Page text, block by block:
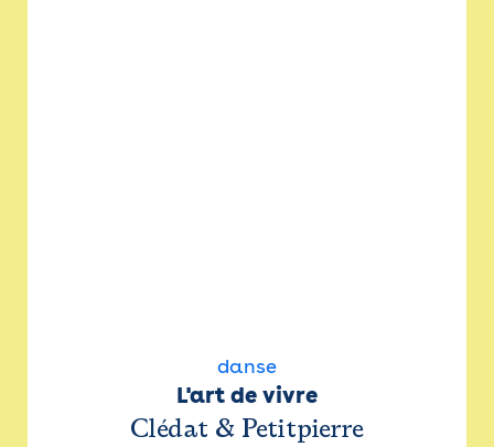
danse
L'art de vivre
Clédat & Petitpierre